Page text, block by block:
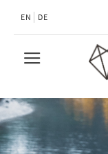
EN DE